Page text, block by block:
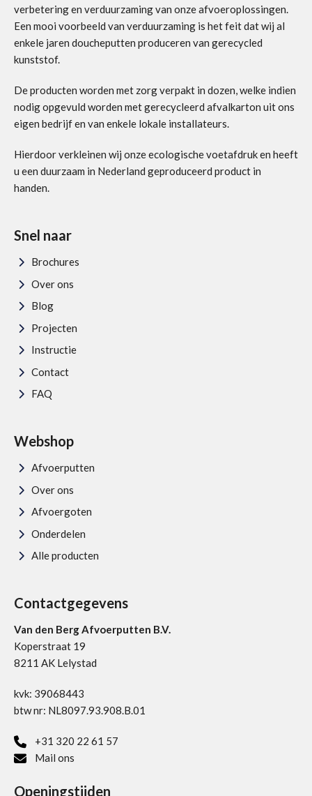
verbetering en verduurzaming van onze afvoeroplossingen.
Een mooi voorbeeld van verduurzaming is het feit dat wij al
enkele jaren doucheputten produceren van gerecycled
kunststof.
De producten worden met zorg verpakt in dozen, welke indien
nodig opgevuld worden met gerecycleerd afvalkarton uit ons
eigen bedrijf en van enkele lokale installateurs.
Hierdoor verkleinen wij onze ecologische voetafdruk en heeft
u een duurzaam in Nederland geproduceerd product in
handen.
Snel naar
Brochures
Over ons
Blog
Projecten
Instructie
Contact
FAQ
Webshop
Afvoerputten
Over ons
Afvoergoten
Onderdelen
Alle producten
Contactgegevens
Van den Berg Afvoerputten B.V.
Koperstraat 19
8211 AK Lelystad
kvk: 39068443
btw nr: NL8097.93.908.B.01
+31 320 22 61 57
Mail ons
Openingstijden